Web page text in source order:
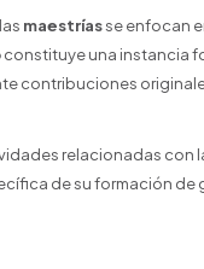
maestríasse enfocan
constituye una instancia
contribuciones
relacionadas con
de su formación